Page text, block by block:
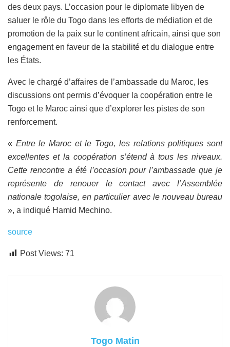
des deux pays. L’occasion pour le diplomate libyen de
saluer le rôle du Togo dans les efforts de médiation et de
promotion de la paix sur le continent africain, ainsi que son
engagement en faveur de la stabilité et du dialogue entre
les États.
Avec le chargé d’affaires de l’ambassade du Maroc, les
discussions ont permis d’évoquer la coopération entre le
Togo et le Maroc ainsi que d’explorer les pistes de son
renforcement.
« Entre le Maroc et le Togo, les relations politiques sont
excellentes et la coopération s’étend à tous les niveaux.
Cette rencontre a été l’occasion pour l’ambassade que je
représente de renouer le contact avec l’Assemblée
nationale togolaise, en particulier avec le nouveau bureau
», a indiqué Hamid Mechino.
source
Post Views: 71
Togo Matin